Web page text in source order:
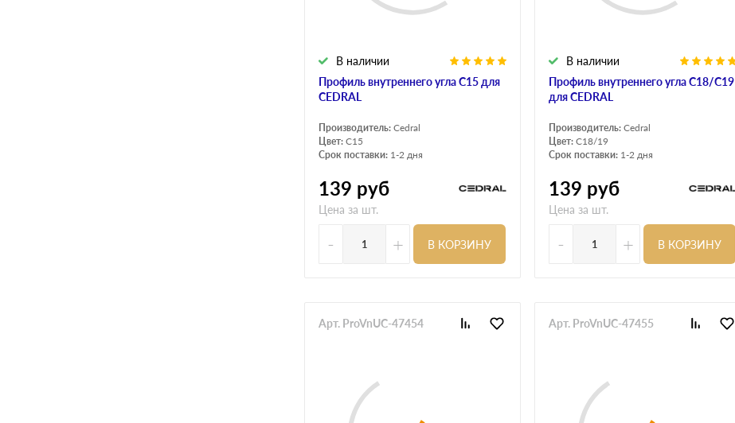
Профиль внутреннего угла С15 для
CEDRAL
В наличии
Производитель: Cedral
Цвет: C15
Срок поставки: 1-2 дня
139 руб
Цена за шт.
- + В КОРЗИНУ
Профиль внутреннего угла С18/С19
для CEDRAL
В наличии
Производитель: Cedral
Цвет: C18/19
Срок поставки: 1-2 дня
139 руб
Цена за шт.
- + В КОРЗИНУ
Арт. ProVnUC-47454 Арт. ProVnUC-47455